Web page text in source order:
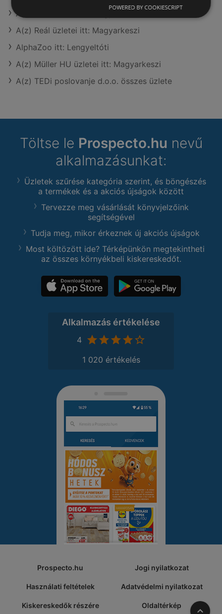
A(z) Reál üzletei itt: Magyarkeszi
A(z) Reál üzletei itt: Magyarkeszi
AlphaZoo itt: Lengyeltóti
A(z) Müller HU üzletei itt: Magyarkeszi
A(z) TEDi poslovanje d.o.o. összes üzlete
Töltse le Prospecto.hu nevű
alkalmazásunkat:
Üzletek szűrése kategória szerint, és böngészés
a termékek és a akciós újságok között
Tervezze meg vásárlását könyvjelzőink
segítségével
Tudja meg, mikor érkeznek új akciós újságok
Most költözött ide? Térképünkön megtekintheti
az összes környékbeli kiskereskedőt.
Alkalmazás értékelése
4
1 020 értékelés
Prospecto.hu Jogi nyilatkozat
Használati feltételek Adatvédelmi nyilatkozat
Kiskereskedők részére Oldaltérkép A
POWERED BY COOKIESCRIPT